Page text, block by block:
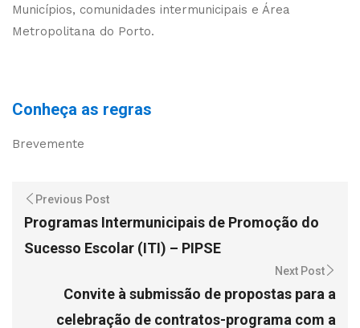
Municípios, comunidades intermunicipais e Área
Metropolitana do Porto.
Conheça as regras
Brevemente
Previous Post
Programas Intermunicipais de Promoção do
Sucesso Escolar (ITI) – PIPSE
Next Post
Convite à submissão de propostas para a
celebração de contratos-programa com a